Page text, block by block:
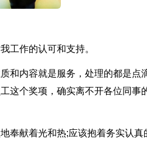
工作的认可和支持。
和内容就是服务，处理的都是点
这个奖项，确实离不开各位同事
奉献着光和热;应该抱着务实认真